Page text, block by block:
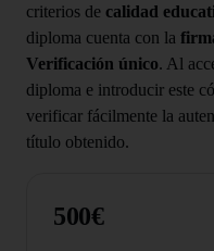
criterios de calidad
diploma cuenta con la
Verificación único. Al
diploma e introducir este
verificar fácilmente la
título obtenido.
500€